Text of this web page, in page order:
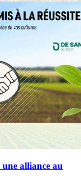
alliance au